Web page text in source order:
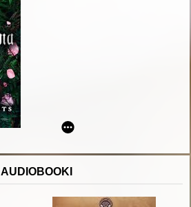
AUDIOBOOKI